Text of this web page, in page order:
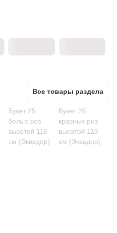
Все товары раздела
Букет 25
белых роз
высотой 110
см (Эквадор)
Букет 25
красных роз
высотой 110
см (Эквадор)